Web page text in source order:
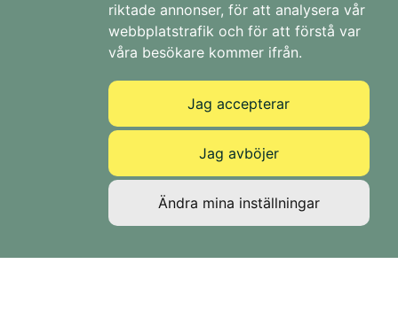
riktade annonser, för att analysera vår
webbplatstrafik och för att förstå var
våra besökare kommer ifrån.
Jag accepterar
Jag avböjer
Ändra mina inställningar
Kontakt
08-750 52 52
0707-52 52 31
Org.nr 556726-0053
Aha!
Om oss